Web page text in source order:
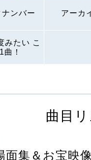
ンバー アーカ
みたい こ
曲！
曲目リ
面集＆お宝映